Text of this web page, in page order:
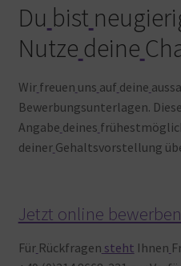
Du bist
Nutze deine
Wir freuen uns auf deine
Bewerbungsunterlagen. Diese
Angabe deines
deiner Gehaltsvorstellung
Jetzt online
Für Rückfragen steht Ihnen